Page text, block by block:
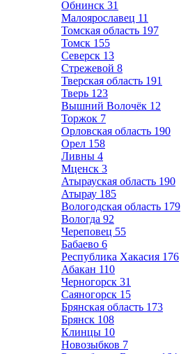
Обнинск 31
Малоярославец 11
Томская область 197
Томск 155
Северск 13
Стрежевой 8
Тверская область 191
Тверь 123
Вышний Волочёк 12
Торжок 7
Орловская область 190
Орел 158
Ливны 4
Мценск 3
Атырауская область 190
Атырау 185
Вологодская область 179
Вологда 92
Череповец 55
Бабаево 6
Республика Хакасия 176
Абакан 110
Черногорск 31
Саяногорск 15
Брянская область 173
Брянск 108
Клинцы 10
Новозыбков 7